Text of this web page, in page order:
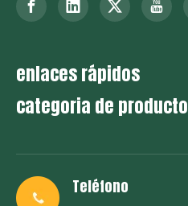
enlaces rápidos
categoria de producto
Teléfono